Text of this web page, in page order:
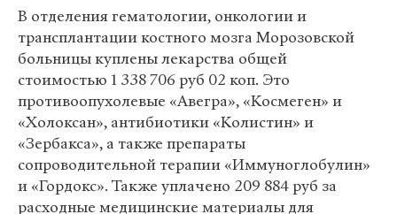
В отделения гематологии, онкологии и
трансплантации костного мозга Морозовской
больницы куплены лекарства общей
стоимостью 1 338 706 руб 02 коп. Это
противоопухолевые «Авегра», «Космеген» и
«Холоксан», антибиотики «Колистин» и
«Зербакса», а также препараты
сопроводительной терапии «Иммуноглобулин»
и «Гордокс». Также уплачено 209 884 руб за
расходные медицинские материалы для